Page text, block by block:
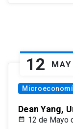
12 MAY
Dean Yang,
12 de Mayo